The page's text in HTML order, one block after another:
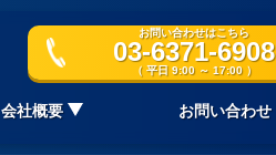
お問い合わせはこちら
03-6371-6908
（ 平日 9:00 ～ 17:00 ）
会社概要 お問い合わせ